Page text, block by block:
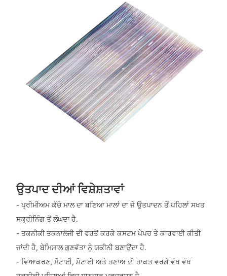
ਉਤਪਾਦ ਦੀਆਂ ਵਿਸ਼ੇਸ਼ਤਾਵਾਂ
- ਪ੍ਰੀਮੀਅਮ ਕੱਚੇ ਮਾਲ ਦਾ ਬਣਿਆ ਮਾਲਾਂ ਦਾ ਜੋ ਉਤਪਾਦਨ ਤੋਂ ਪਹਿਲਾਂ ਸਖਤ
ਸਕ੍ਰੀਨਿੰਗ ਤੋਂ ਲੰਘਦਾ ਹੈ.
- ਤਕਨੀਕੀ ਤਕਨਾਲੋਜੀ ਦੀ ਵਰਤੋਂ ਕਰਕੇ ਕਸਟਮ ਪੇਪਰ ਤੇ ਕਾਰਵਾਈ ਕੀਤੀ
ਜਾਂਦੀ ਹੈ, ਬੇਮਿਸਾਲ ਗੁਣਵੱਤਾ ਨੂੰ ਯਕੀਨੀ ਬਣਾਉਂਦਾ ਹੈ.
- ਵਿਆਕਰਣ, ਮੋਟਾਈ, ਮੋਟਾਈ ਅਤੇ ਤਣਾਅ ਦੀ ਤਾਕਤ ਵਰਗੇ ਵੱਖ ਵੱਖ